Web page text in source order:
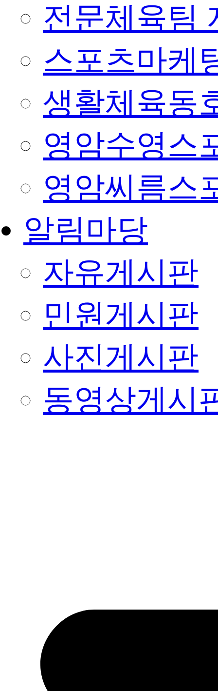
전문체육팀
스포츠마케
생활체육동
영암수영스
영암씨름스
알림마당
자유게시판
민원게시판
사진게시판
동영상게시